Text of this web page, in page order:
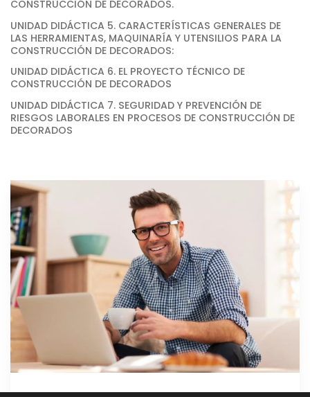
CONSTRUCCIÓN DE DECORADOS.
UNIDAD DIDÁCTICA 5. CARACTERÍSTICAS GENERALES DE
LAS HERRAMIENTAS, MAQUINARÍA Y UTENSILIOS PARA LA
CONSTRUCCIÓN DE DECORADOS:
UNIDAD DIDÁCTICA 6. EL PROYECTO TÉCNICO DE
CONSTRUCCIÓN DE DECORADOS
UNIDAD DIDÁCTICA 7. SEGURIDAD Y PREVENCIÓN DE
RIESGOS LABORALES EN PROCESOS DE CONSTRUCCIÓN DE
DECORADOS